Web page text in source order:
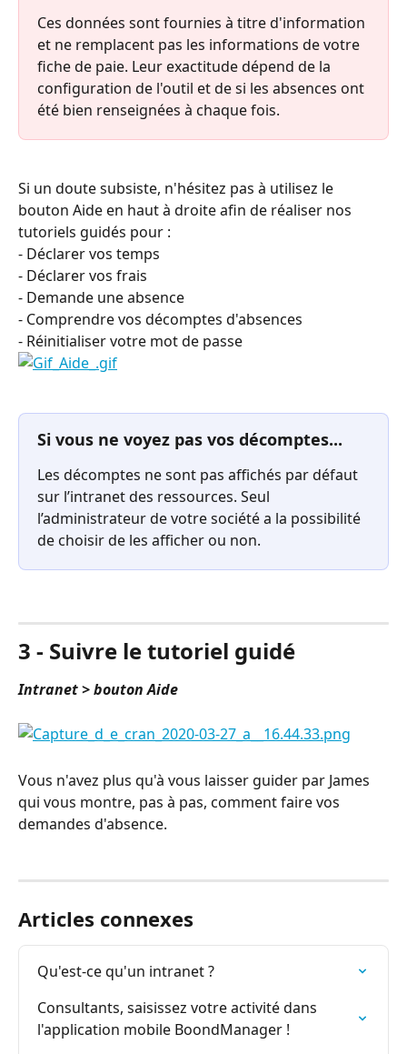
Ces données sont fournies à titre d'information
et ne remplacent pas les informations de votre
fiche de paie. Leur exactitude dépend de la
configuration de l'outil et de si les absences ont
été bien renseignées à chaque fois.
Si un doute subsiste, n'hésitez pas à utilisez le
bouton Aide en haut à droite afin de réaliser nos
tutoriels guidés pour :
- Déclarer vos temps
- Déclarer vos frais
- Demande une absence
- Comprendre vos décomptes d'absences
- Réinitialiser votre mot de passe
Si vous ne voyez pas vos décomptes...
Les décomptes ne sont pas affichés par défaut
sur l’intranet des ressources. Seul
l’administrateur de votre société a la possibilité
de choisir de les afficher ou non.
3 - Suivre le tutoriel guidé
Intranet > bouton Aide
Vous n'avez plus qu'à vous laisser guider par James
qui vous montre, pas à pas, comment faire vos
demandes d'absence.
Articles connexes
Qu'est-ce qu'un intranet ?
Consultants, saisissez votre activité dans
l'application mobile BoondManager !